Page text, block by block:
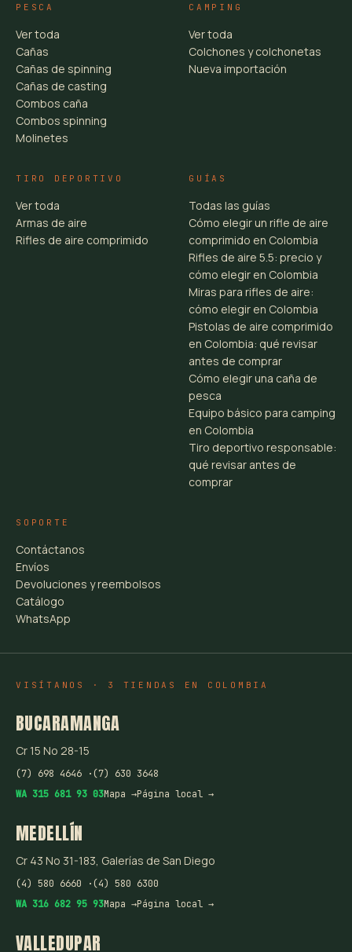
PESCA
Ver toda
Cañas
Cañas de spinning
Cañas de casting
Combos caña
Combos spinning
Molinetes
CAMPING
Ver toda
Colchones y colchonetas
Nueva importación
TIRO DEPORTIVO
Ver toda
Armas de aire
Rifles de aire comprimido
GUÍAS
Todas las guías
Cómo elegir un rifle de aire
comprimido en Colombia
Rifles de aire 5.5: precio y
cómo elegir en Colombia
Miras para rifles de aire:
cómo elegir en Colombia
Pistolas de aire comprimido
en Colombia: qué revisar
antes de comprar
Cómo elegir una caña de
pesca
Equipo básico para camping
en Colombia
Tiro deportivo responsable:
qué revisar antes de
comprar
SOPORTE
Contáctanos
Envíos
Devoluciones y reembolsos
Catálogo
WhatsApp
VISÍTANOS · 3 TIENDAS EN COLOMBIA
BUCARAMANGA
Cr 15 No 28-15
(7) 698 4646 ·(7) 630 3648
WA 315 681 93 03Mapa →Página local →
MEDELLÍN
Cr 43 No 31-183, Galerías de San Diego
(4) 580 6660 ·(4) 580 6300
WA 316 682 95 93Mapa →Página local →
VALLEDUPAR